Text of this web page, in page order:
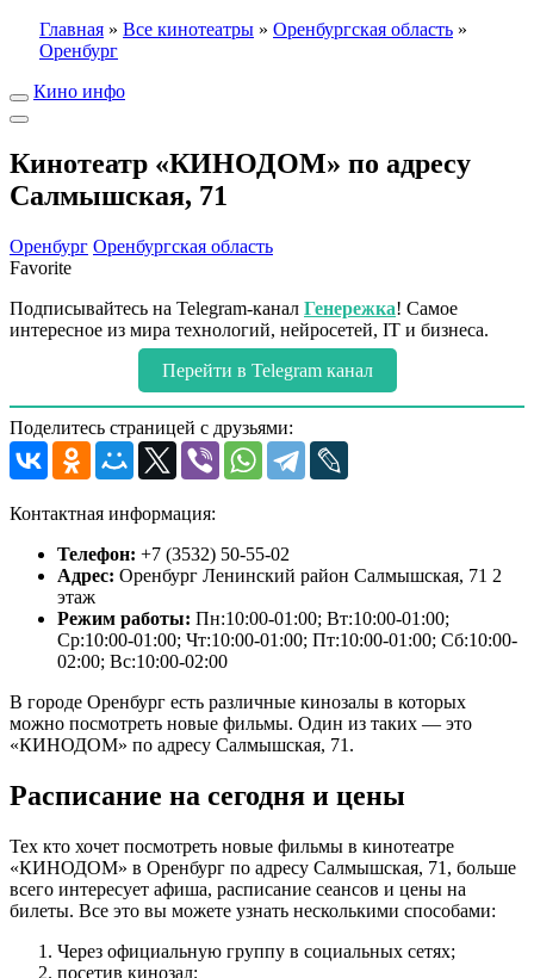
Главная » Все кинотеатры » Оренбургская область »
Оренбург
Кино инфо
Кинотеатр «КИНОДОМ» по адресу
Салмышская, 71
Оренбург Оренбургская область
Favorite
Подписывайтесь на Telegram-канал Генережка! Самое
интересное из мира технологий, нейросетей, IT и бизнеса.
Перейти в Telegram канал
Поделитесь страницей с друзьями:
Контактная информация:
Телефон: +7 (3532) 50-55-02
Адрес: Оренбург Ленинский район Салмышская, 71 2
этаж
Режим работы: Пн:10:00-01:00; Вт:10:00-01:00;
Ср:10:00-01:00; Чт:10:00-01:00; Пт:10:00-01:00; Сб:10:00-
02:00; Вс:10:00-02:00
В городе Оренбург есть различные кинозалы в которых
можно посмотреть новые фильмы. Один из таких — это
«КИНОДОМ» по адресу Салмышская, 71.
Расписание на сегодня и цены
Тех кто хочет посмотреть новые фильмы в кинотеатре
«КИНОДОМ» в Оренбург по адресу Салмышская, 71, больше
всего интересует афиша, расписание сеансов и цены на
билеты. Все это вы можете узнать несколькими способами:
Через официальную группу в социальных сетях;
посетив кинозал;